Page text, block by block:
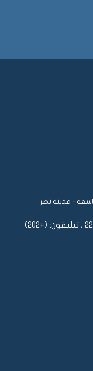
ص-ب: 7551 ، تلفاكس: (+202) 22740238 ، تيليفون: (+202)